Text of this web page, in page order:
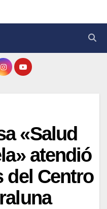
«Salud
atendió
del Centro